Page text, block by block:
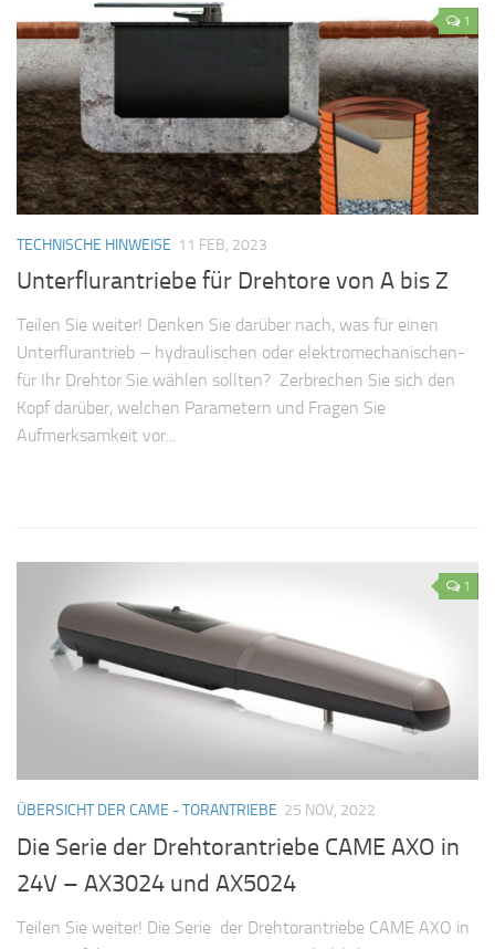
1
TECHNISCHE HINWEISE 11 FEB, 2023
Unterflurantriebe für Drehtore von A bis Z
Teilen Sie weiter! Denken Sie darüber nach, was für einen
Unterflurantrieb – hydraulischen oder elektromechanischen-
für Ihr Drehtor Sie wählen sollten? Zerbrechen Sie sich den
Kopf darüber, welchen Parametern und Fragen Sie
Aufmerksamkeit vor...
1
ÜBERSICHT DER CAME - TORANTRIEBE 25 NOV, 2022
Die Serie der Drehtorantriebe CAME AXO in
24V – AX3024 und AX5024
Teilen Sie weiter! Die Serie der Drehtorantriebe CAME AXO in